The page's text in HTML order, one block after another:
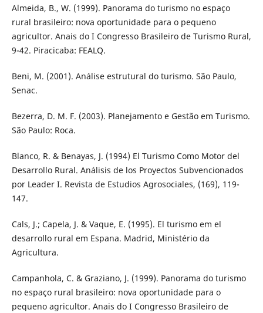
Almeida, B., W. (1999). Panorama do turismo no espaço
rural brasileiro: nova oportunidade para o pequeno
agricultor. Anais do I Congresso Brasileiro de Turismo Rural,
9-42. Piracicaba: FEALQ.
Beni, M. (2001). Análise estrutural do turismo. São Paulo,
Senac.
Bezerra, D. M. F. (2003). Planejamento e Gestão em Turismo.
São Paulo: Roca.
Blanco, R. & Benayas, J. (1994) El Turismo Como Motor del
Desarrollo Rural. Análisis de los Proyectos Subvencionados
por Leader I. Revista de Estudios Agrosociales, (169), 119-
147.
Cals, J.; Capela, J. & Vaque, E. (1995). El turismo em el
desarrollo rural em Espana. Madrid, Ministério da
Agricultura.
Campanhola, C. & Graziano, J. (1999). Panorama do turismo
no espaço rural brasileiro: nova oportunidade para o
pequeno agricultor. Anais do I Congresso Brasileiro de